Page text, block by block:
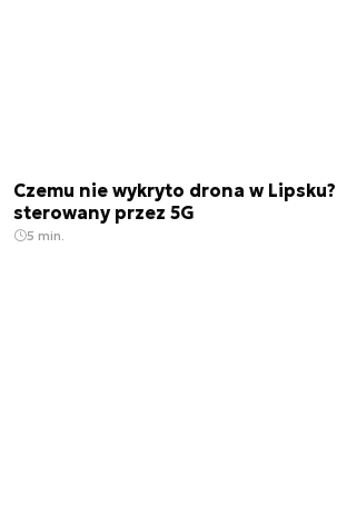
Czemu nie wykryto drona w
sterowany przez 5G
5 min.